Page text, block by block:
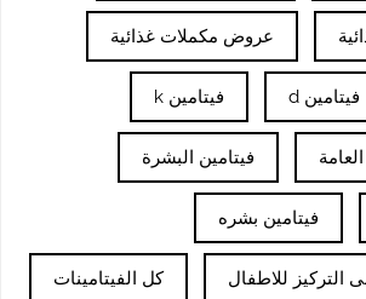
عروض مكملات غذائية
فيتامين d فيتامين k
فيتامين البشرة
فيتامين بشره
التركيز للاطفال كل الفيتامينات